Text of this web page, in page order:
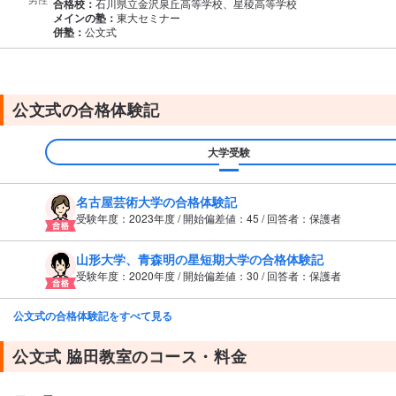
合格校：
メインの塾： 東大セミナー
併塾： 公文式
公文式の合格体験記
大学受験
名古屋芸術大学の合格体験記
受験年度：2023年度 / 開始偏差値：45 / 回答者：保護者
山形大学、青森明の星短期大学の合格体験記
受験年度：2020年度 / 開始偏差値：30 / 回答者：保護者
公文式の合格体験記をすべて見る
公文式 脇田教室のコース・料金